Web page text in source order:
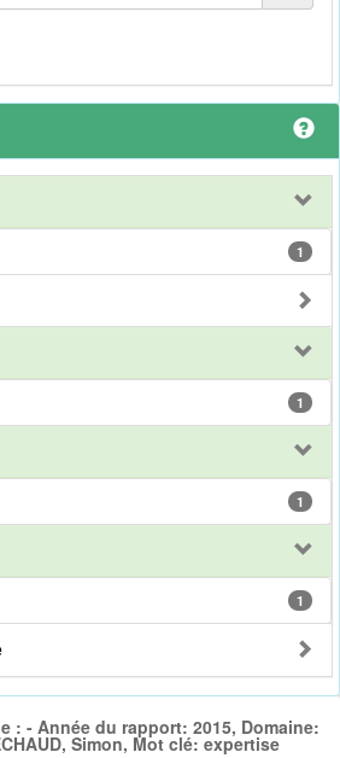
1
1
1
1
: - Année du rapport: 2015, Domaine:
Simon, Mot clé: expertise